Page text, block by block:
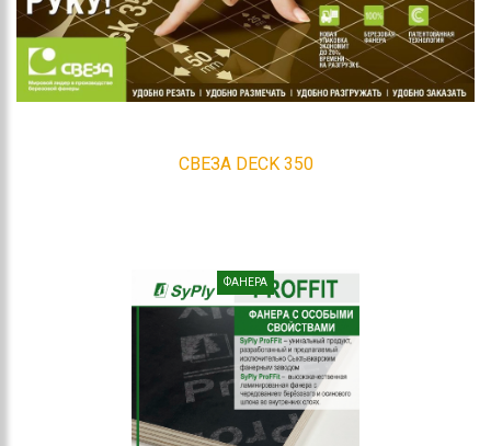
СВЕЗА DECK 350
ФАНЕРА